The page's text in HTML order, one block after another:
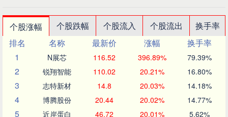
个股涨幅 个股跌幅 个股流入 个股流出
换手率
排名
名称 最新价 涨幅
换手率
1
N展芯 116.52 396.89% 79.39%
2 锐翔智能 110.02 20.21% 16.80%
3 志特新材 14.8 20.03% 14.18%
4 博腾股份 20.44 20.02% 14.77%
5 近岸蛋白 46.72 20.01% 5.62%